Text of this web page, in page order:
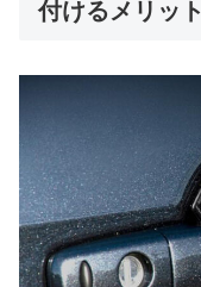
付けるメリット